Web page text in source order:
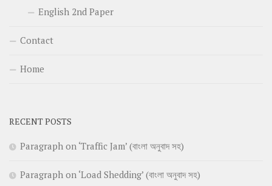
English 2nd Paper
Contact
Home
RECENT POSTS
Paragraph on ‘Traffic Jam’ (বাংলা অনুবাদ সহ)
Paragraph on ‘Load Shedding’ (বাংলা অনুবাদ সহ)